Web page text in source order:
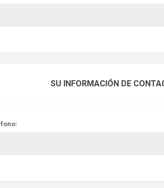
SU INFORMACIÓN DE